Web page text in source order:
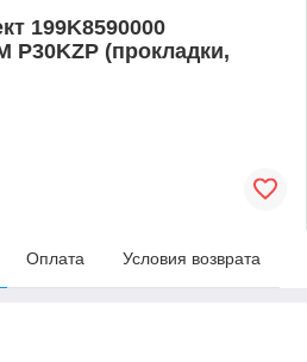
199K8590000
(прокладки,
Оплата Условия возврата